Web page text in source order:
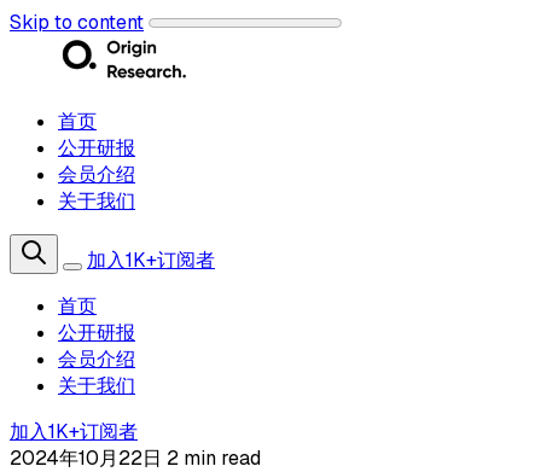
Skip to content
首页
公开研报
会员介绍
关于我们
加入1K+订阅者
首页
公开研报
会员介绍
关于我们
加入1K+订阅者
2024年10月22日 2 min read